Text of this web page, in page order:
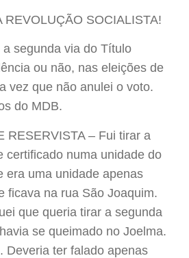
REVOLUÇÃO SOCIALISTA!
segunda via do Título
ou não, nas eleições de
vez que não anulei o voto.
do MDB.
RESERVISTA – Fui tirar a
certificado numa unidade do
era uma unidade apenas
ficava na rua São Joaquim.
que queria tirar a segunda
se queimado no Joelma.
Deveria ter falado apenas